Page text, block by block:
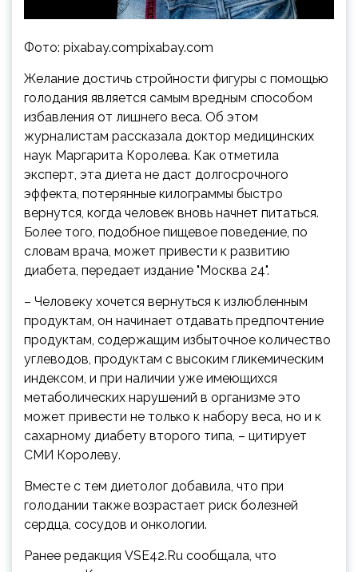
Фото: pixabay.compixabay.com
Желание достичь стройности фигуры с помощью
голодания является самым вредным способом
избавления от лишнего веса. Об этом
журналистам рассказала доктор медицинских
наук Маргарита Королева. Как отметила
эксперт, эта диета не даст долгосрочного
эффекта, потерянные килограммы быстро
вернутся, когда человек вновь начнет питаться.
Более того, подобное пищевое поведение, по
словам врача, может привести к развитию
диабета, передает издание "Москва 24".
– Человеку хочется вернуться к излюбленным
продуктам, он начинает отдавать предпочтение
продуктам, содержащим избыточное количество
углеводов, продуктам с высоким гликемическим
индексом, и при наличии уже имеющихся
метаболических нарушений в организме это
может привести не только к набору веса, но и к
сахарному диабету второго типа, – цитирует
СМИ Королеву.
Вместе с тем диетолог добавила, что при
голодании также возрастает риск болезней
сердца, сосудов и онкологии.
Ранее редакция VSE42.Ru сообщала, что